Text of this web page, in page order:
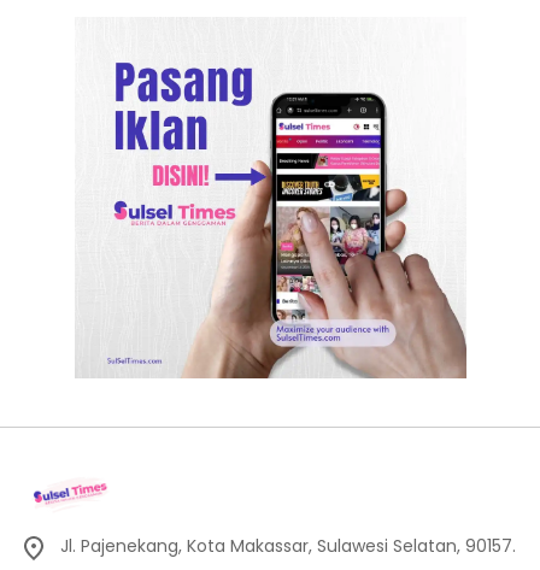
Jl. Pajenekang, Kota Makassar, Sulawesi Selatan, 90157.